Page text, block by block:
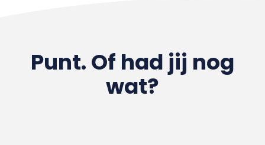
Punt. Of had jij nog
wat?